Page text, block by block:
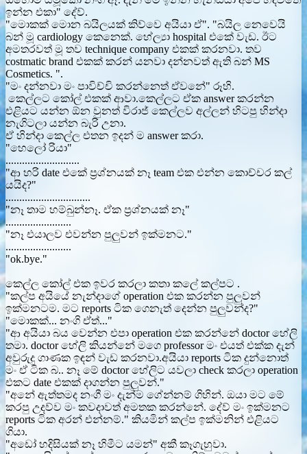
ඉන්න එකා" දේව්.
"මොකක් මොන බයිලයක් කිව්වෙ අයියා ඒ". "බයිල නෙවෙයි
බන් මූ cardiology කෙනෙක්. හේල්‍යා hospital එකේ වැඩ. ඊට
අමතරවත් මූ තව technique company එකක් කරනවා. තව
costmatic brand එකක් කරන් යනවා දන්නවත් ඇති බන් MS
Cosmetics. ".
"මං දන්නවා මං පාවිච්චි කරන්නෙත් ඒවනේ" රූහි.
කෙල්ලට කෝල් එකක් ආවා.කෙල්ලට ඒක answer කරන්න
එළියට යන්න ඕන වුනත් විරාජ් කෙල්ලව අල්ලන් හිටපු හින්දා
නැගිටලා යන්න බැරි උනා.
ඒ හින්දා කෙල්ල එතන ඉදන් ම answer කරා.
"හෙලෝ රියා"
...........................
"ආ හරි date එකේ ප්‍රශ්නයක් නෑ team එක එන්න කොච්චර කල්
යයිද?"
...............................
"නෑ තාම හම්බුන්නෑ. ඒක ප්‍රශ්නයක් නෑ"
........................
"නෑ එයාලව එවන්න පුලුවන් ඉක්මනට."
........................
"ok.bye."
කෙල්ල කෝල් එක ඉවර කරලා කතා කලේ කල්පට .
"කල්ප අයියේ නැන්දාගේ operation එක කරන්න පුලුවන්
ඉක්මනටම. මට reports ටික ගෙනැත් දෙන්න පුලුවන්ද?"
"මොකක්... නංගි ඒත්..."
"ආ අයියා බය වෙන්න එපා operation එක කරන්නේ doctor හේලි
තමා. doctor හේලි කියන්නේ මගෙ professor මං එයත් එක්ක දැන්
අවුරුදු ගාණක ඉඳන් වැඩ කරනවා.අයියා reports ටික දුන්නොත්
මං ඒ ටික බ.. නෑ මේ doctor හේලිට යවලා check කරලා operation
එකට date එකක් දාගන්න පුලුවන්."
"අනේ ඇත්තමද නංගී මං දැන්ම ගේන්නම් ගිහින්. ඔයා මට මේ
කරපු උදව්ව මං කවදාවත් අමතක කරන්නේ. දේව් මං ඉක්මනට
reports ටික අරන් එන්නම්." කියමින් කල්ප ඉක්මනින් එළියට
ගියා.
"අඩෝ හදිසියක් නෑ හිමීට යමන්" අකී කෑගැහුවා.